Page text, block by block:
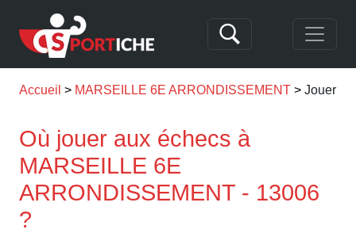
Accueil MARSEILLE 6E ARRONDISSEMENT Jouer
Où jouer aux échecs à
MARSEILLE 6E
ARRONDISSEMENT - 13006
?